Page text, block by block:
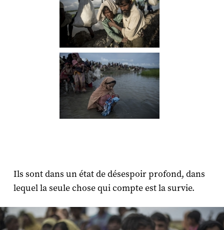
Ils sont dans un état de désespoir profond, dans
lequel la seule chose qui compte est la survie.